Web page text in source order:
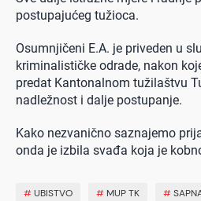
postupajućeg tužioca.
Osumnjičeni E.A. je priveden u
kriminalističke odrade, nakon
predat Kantonalnom tužilaštvu
nadležnost i dalje postupanje.
Kako nezvanično saznajemo
onda je izbila svađa koja je
#UBISTVO # MUP TK #